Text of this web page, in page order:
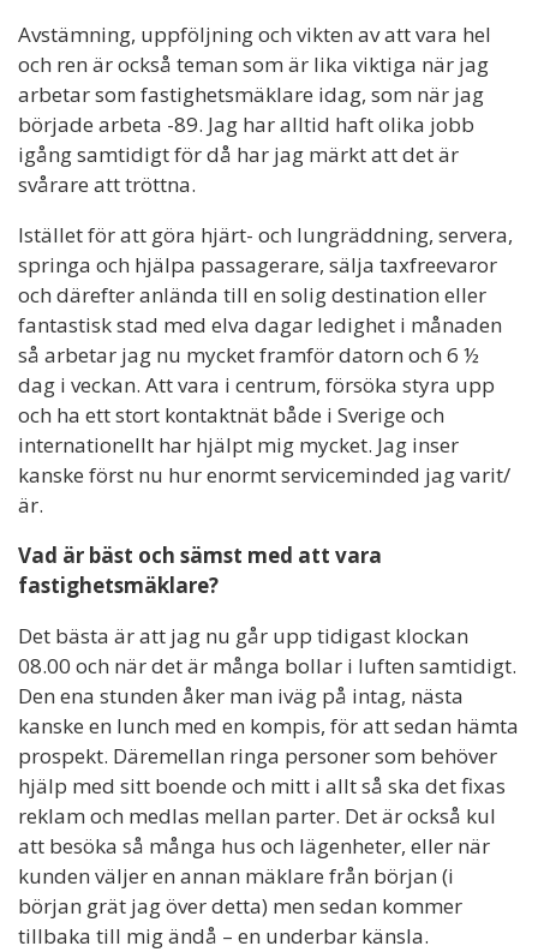
Avstämning, uppföljning och vikten av att vara hel
och ren är också teman som är lika viktiga när jag
arbetar som fastighetsmäklare idag, som när jag
började arbeta -89. Jag har alltid haft olika jobb
igång samtidigt för då har jag märkt att det är
svårare att tröttna.
Istället för att göra hjärt- och lungräddning, servera,
springa och hjälpa passagerare, sälja taxfreevaror
och därefter anlända till en solig destination eller
fantastisk stad med elva dagar ledighet i månaden
så arbetar jag nu mycket framför datorn och 6 ½
dag i veckan. Att vara i centrum, försöka styra upp
och ha ett stort kontaktnät både i Sverige och
internationellt har hjälpt mig mycket. Jag inser
kanske först nu hur enormt serviceminded jag varit/
är.
Vad är bäst och sämst med att vara
fastighetsmäklare?
Det bästa är att jag nu går upp tidigast klockan
08.00 och när det är många bollar i luften samtidigt.
Den ena stunden åker man iväg på intag, nästa
kanske en lunch med en kompis, för att sedan hämta
prospekt. Däremellan ringa personer som behöver
hjälp med sitt boende och mitt i allt så ska det fixas
reklam och medlas mellan parter. Det är också kul
att besöka så många hus och lägenheter, eller när
kunden väljer en annan mäklare från början (i
början grät jag över detta) men sedan kommer
tillbaka till mig ändå – en underbar känsla.